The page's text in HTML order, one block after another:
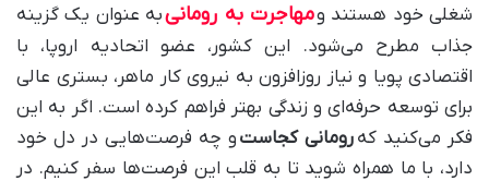
شغلی خود هستند ومهاجرت به رومانیبه عنوان یک گزینه
جذاب مطرح می‌شود. این کشور، عضو اتحادیه اروپا، با
اقتصادی پویا و نیاز روزافزون به نیروی کار ماهر، بستری عالی
برای توسعه حرفه‌ای و زندگی بهتر فراهم کرده است. اگر به این
فکر می‌کنید کهرومانی کجاستو چه فرصت‌هایی در دل خود
دارد، با ما همراه شوید تا به قلب این فرصت‌ها سفر کنیم. در